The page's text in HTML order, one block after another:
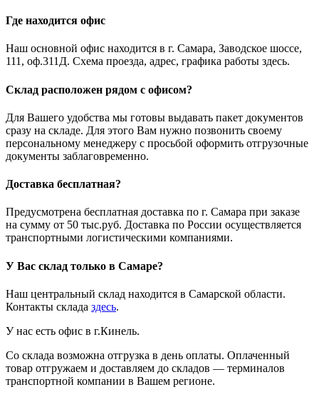
Где находится офис
Наш основной офис находится в г. Самара, Заводское шоссе,
111, оф.311Д. Схема проезда, адрес, графика работы здесь.
Склад расположен рядом с офисом?
Для Вашего удобства мы готовы выдавать пакет документов
сразу на складе. Для этого Вам нужно позвонить своему
персональному менеджеру с просьбой оформить отгрузочные
документы заблаговременно.
Доставка бесплатная?
Предусмотрена бесплатная доставка по г. Самара при заказе
на сумму от 50 тыс.руб. Доставка по России осуществляется
транспортными логистическими компаниями.
У Вас склад только в Самаре?
Наш центральный склад находится в Самарской области.
Контакты склада здесь.
У нас есть офис в г.Кинель.
Со склада возможна отгрузка в день оплаты. Оплаченный
товар отгружаем и доставляем до складов — терминалов
транспортной компании в Вашем регионе.